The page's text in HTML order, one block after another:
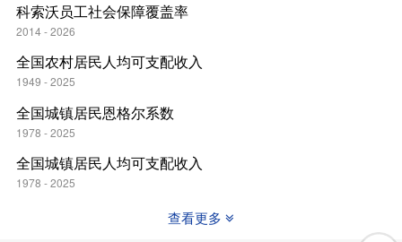
科索沃员工社会保障覆盖率
2014 - 2026
全国农村居民人均可支配收入
1949 - 2025
全国城镇居民恩格尔系数
1978 - 2025
全国城镇居民人均可支配收入
1978 - 2025
查看更多